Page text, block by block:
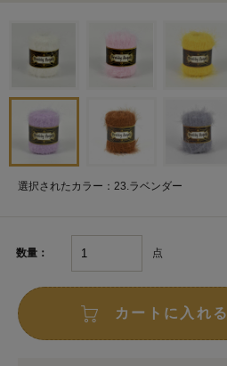
選択されたカラー：23.ラベンダー
数量： 点
カートに入れる